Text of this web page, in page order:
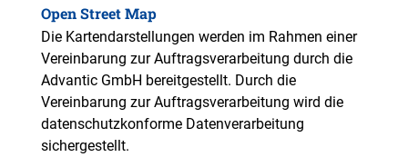
Open Street Map
Die Kartendarstellungen werden im Rahmen einer
Vereinbarung zur Auftragsverarbeitung durch die
Advantic GmbH bereitgestellt. Durch die
Vereinbarung zur Auftragsverarbeitung wird die
datenschutzkonforme Datenverarbeitung
sichergestellt.